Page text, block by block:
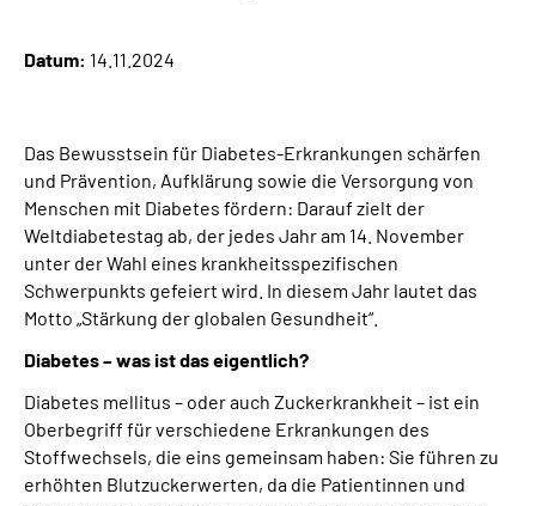
Arbeitgeber-Services
Über uns & Karriere
Online-Services
Die DRV Knappschaft-Bahn-See in Deutscher
Gebärdensprache
Leichte Sprache
Datum: 14.11.2024
Das Bewusstsein für Diabetes-Erkrankungen schärfen
und Prävention, Aufklärung sowie die Versorgung von
Menschen mit Diabetes fördern: Darauf zielt der
Weltdiabetestag ab, der jedes Jahr am 14. November
unter der Wahl eines krankheitsspezifischen
Schwerpunkts gefeiert wird. In diesem Jahr lautet das
Motto „Stärkung der globalen Gesundheit“.
Diabetes – was ist das eigentlich?
Diabetes mellitus – oder auch Zuckerkrankheit – ist ein
Oberbegriff für verschiedene Erkrankungen des
Stoffwechsels, die eins gemeinsam haben: Sie führen zu
erhöhten Blutzuckerwerten, da die Patientinnen und